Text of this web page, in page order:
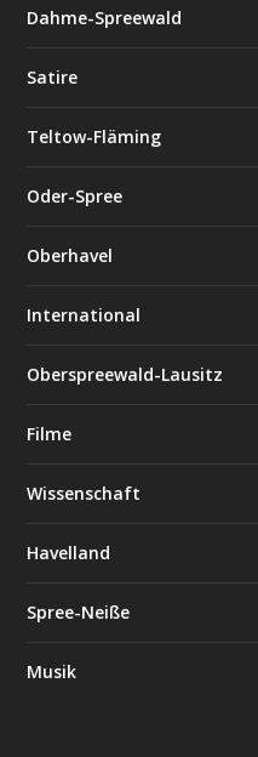
Dahme-Spreewald
Satire
Teltow-Fläming
Oder-Spree
Oberhavel
International
Oberspreewald-Lausitz
Filme
Wissenschaft
Havelland
Spree-Neiße
Musik